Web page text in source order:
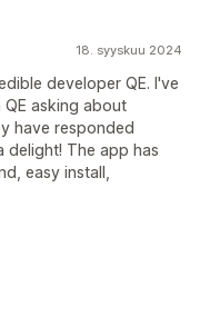
18. syyskuu 2024
developer QE. I've
asking about
have responded
delight! The app has
easy install,